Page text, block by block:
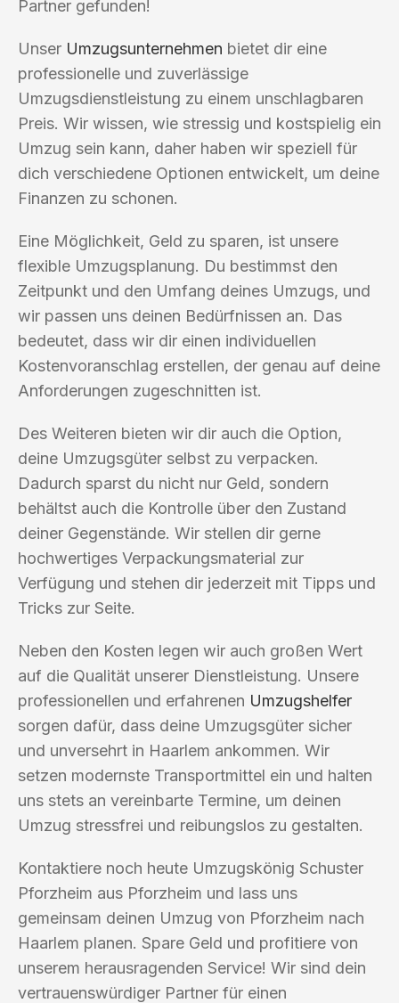
Partner gefunden!
Unser Umzugsunternehmen bietet dir eine
professionelle und zuverlässige
Umzugsdienstleistung zu einem unschlagbaren
Preis. Wir wissen, wie stressig und kostspielig ein
Umzug sein kann, daher haben wir speziell für
dich verschiedene Optionen entwickelt, um deine
Finanzen zu schonen.
Eine Möglichkeit, Geld zu sparen, ist unsere
flexible Umzugsplanung. Du bestimmst den
Zeitpunkt und den Umfang deines Umzugs, und
wir passen uns deinen Bedürfnissen an. Das
bedeutet, dass wir dir einen individuellen
Kostenvoranschlag erstellen, der genau auf deine
Anforderungen zugeschnitten ist.
Des Weiteren bieten wir dir auch die Option,
deine Umzugsgüter selbst zu verpacken.
Dadurch sparst du nicht nur Geld, sondern
behältst auch die Kontrolle über den Zustand
deiner Gegenstände. Wir stellen dir gerne
hochwertiges Verpackungsmaterial zur
Verfügung und stehen dir jederzeit mit Tipps und
Tricks zur Seite.
Neben den Kosten legen wir auch großen Wert
auf die Qualität unserer Dienstleistung. Unsere
professionellen und erfahrenen Umzugshelfer
sorgen dafür, dass deine Umzugsgüter sicher
und unversehrt in Haarlem ankommen. Wir
setzen modernste Transportmittel ein und halten
uns stets an vereinbarte Termine, um deinen
Umzug stressfrei und reibungslos zu gestalten.
Kontaktiere noch heute Umzugskönig Schuster
Pforzheim aus Pforzheim und lass uns
gemeinsam deinen Umzug von Pforzheim nach
Haarlem planen. Spare Geld und profitiere von
unserem herausragenden Service! Wir sind dein
vertrauenswürdiger Partner für einen